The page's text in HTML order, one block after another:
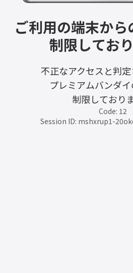
ご利用の端末から
制限しており
不正なアクセスと判定
プレミアムバンダ
制限しており
Code: 12
Session ID: mshxrup1-